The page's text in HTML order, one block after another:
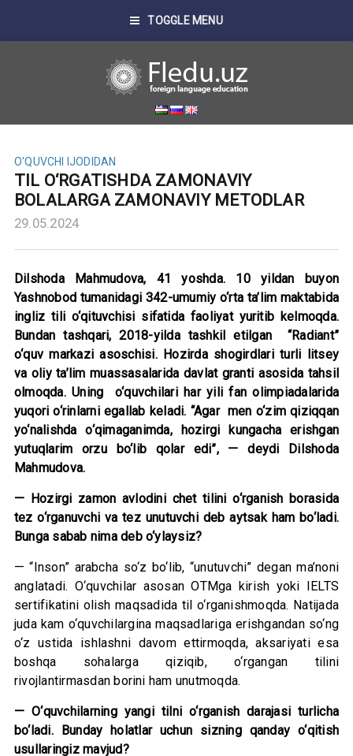
TOGGLE MENU
O'QUVCHI IJODIDAN
TIL O‘RGATISHDA ZAMONAVIY
BOLALARGA ZAMONAVIY METODLAR
29.05.2024
Dilshoda Mahmudova, 41 yoshda. 10 yildan buyon
Yashnobod tumanidagi 342-umumiy o‘rta ta’lim maktabida
ingliz tili o‘qituvchisi sifatida faoliyat yuritib kelmoqda.
Bundan tashqari, 2018-yilda tashkil etilgan “Radiant”
o‘quv markazi asoschisi. Hozirda shogirdlari turli litsey
va oliy ta’lim muassasalarida davlat granti asosida tahsil
olmoqda. Uning o‘quvchilari har yili fan olimpiadalarida
yuqori o‘rinlarni egallab keladi. “Agar men o‘zim qiziqqan
yo‘nalishda o‘qimaganimda, hozirgi kungacha erishgan
yutuqlarim orzu bo‘lib qolar edi”, — deydi Dilshoda
Mahmudova.
— Hozirgi zamon avlodini chet tilini o‘rganish borasida
tez o‘rganuvchi va tez unutuvchi deb aytsak ham bo‘ladi.
Bunga sabab nima deb o‘ylaysiz?
— “Inson” arabcha so‘z bo‘lib, “unutuvchi” degan ma’noni
anglatadi. O‘quvchilar asosan OTMga kirish yoki IELTS
sertifikatini olish maqsadida til o‘rganishmoqda. Natijada
juda kam o‘quvchilargina maqsadlariga erishgandan so‘ng
o‘z ustida ishlashni davom ettirmoqda, aksariyati esa
boshqa sohalarga qiziqib, o‘rgangan tilini
rivojlantirmasdan borini ham unutmoqda.
— O‘quvchilarning yangi tilni o‘rganish darajasi turlicha
bo‘ladi. Bunday holatlar uchun sizning qanday o‘qitish
usullaringiz mavjud?